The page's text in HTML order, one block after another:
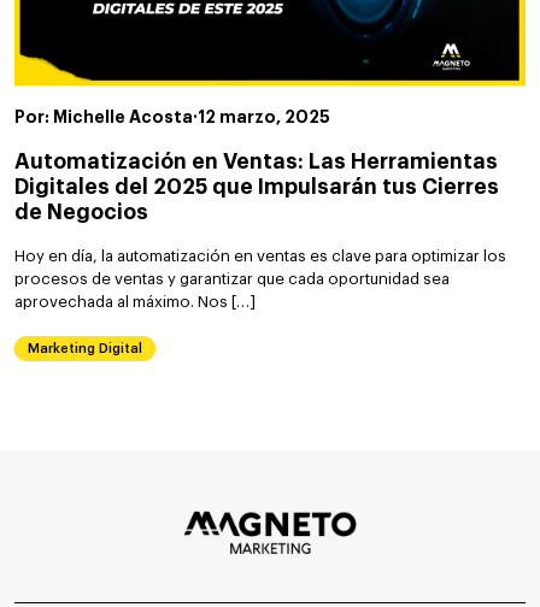
Por: Michelle Acosta·12 marzo, 2025
Automatización en Ventas: Las Herramientas
Digitales del 2025 que Impulsarán tus Cierres
de Negocios
Hoy en día, la automatización en ventas es clave para optimizar los
procesos de ventas y garantizar que cada oportunidad sea
aprovechada al máximo. Nos […]
Marketing Digital